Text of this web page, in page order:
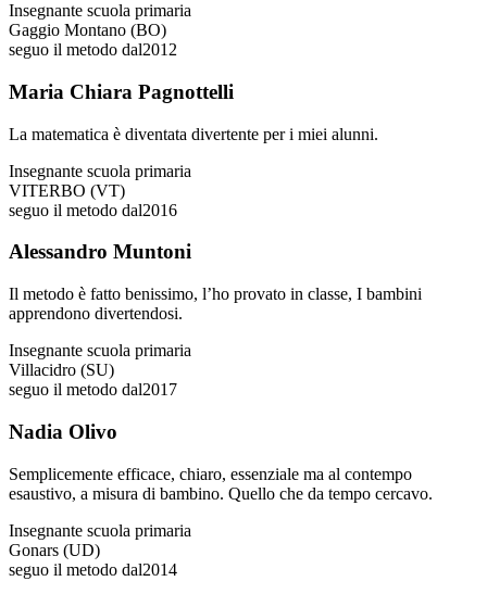
Insegnante scuola primaria
Gaggio Montano (BO)
seguo il metodo dal2012
Maria Chiara Pagnottelli
La matematica è diventata divertente per i miei alunni.
Insegnante scuola primaria
VITERBO (VT)
seguo il metodo dal2016
Alessandro Muntoni
Il metodo è fatto benissimo, l’ho provato in classe, I bambini
apprendono divertendosi.
Insegnante scuola primaria
Villacidro (SU)
seguo il metodo dal2017
Nadia Olivo
Semplicemente efficace, chiaro, essenziale ma al contempo
esaustivo, a misura di bambino. Quello che da tempo cercavo.
Insegnante scuola primaria
Gonars (UD)
seguo il metodo dal2014